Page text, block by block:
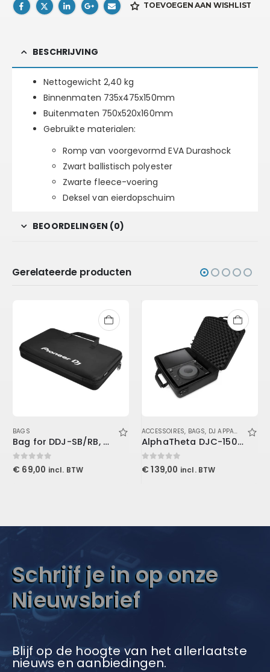
TOEVOEGEN AAN WISHLIST
BESCHRIJVING
Nettogewicht 2,40 kg
Binnenmaten 735x475x150mm
Buitenmaten 750x520x160mm
Gebruikte materialen:
Romp van voorgevormd EVA Durashock
Zwart ballistisch polyester
Zwarte fleece-voering
Deksel van eierdopschuim
BEOORDELINGEN (0)
Gerelateerde producten
BAGS
Bag for DDJ-SB/RB, WEGO3, DDJ-FLX4
0out of 5
€ 69,00 incl. BTW
ACCESSOIRES, BAGS, DJ APPARATUUR
AlphaTheta DJC-1500X Bag
0out of 5
€ 139,00 incl. BTW
Schrijf je in op onze
Nieuwsbrief
Blijf op de hoogte van het allerlaatste
nieuws en aanbiedingen.